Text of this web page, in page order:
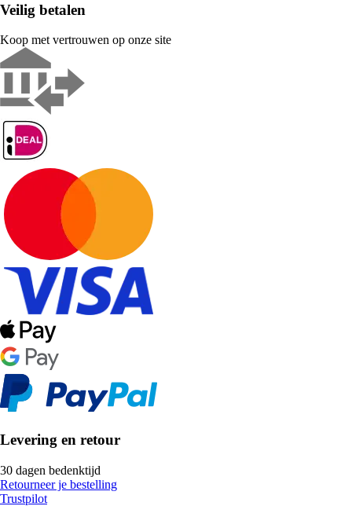
Veilig betalen
Koop met vertrouwen op onze site
Levering en retour
30 dagen bedenktijd
Retourneer je bestelling
Trustpilot